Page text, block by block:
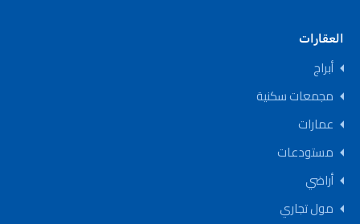
العقارات
أبراج
مجمعات سكنية
عمارات
مستودعات
أراضي
مول تجاري